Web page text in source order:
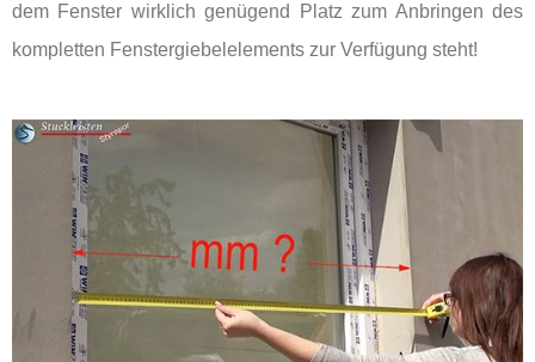
dem Fenster wirklich genügend Platz zum Anbringen des
kompletten Fenstergiebelelements zur Verfügung steht!